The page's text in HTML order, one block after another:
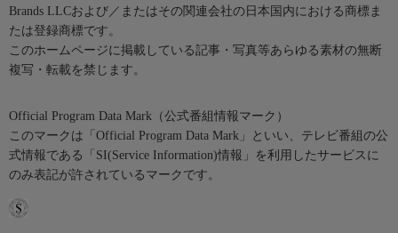
Brands LLCおよび／またはその関連会社の日本国内における商標ま
たは登録商標です。
このホームページに掲載している記事・写真等あらゆる素材の無断
複写・転載を禁じます。
Official Program Data Mark（公式番組情報マーク）
このマークは「Official Program Data Mark」といい、テレビ番組の公
式情報である「SI(Service Information)情報」を利用したサービスに
のみ表記が許されているマークです。